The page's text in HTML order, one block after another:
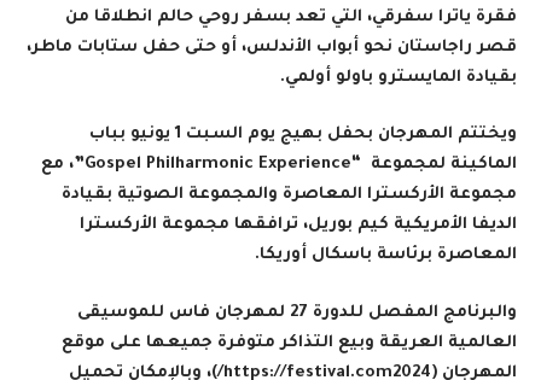
فقرة ياترا سفرقي، التي تعد بسفر روحي حالم انطلاقا من
قصر راجاستان نحو أبواب الأندلس، أو حتى حفل ستابات ماطر،
بقيادة المايسترو باولو أولمي.
ويختتم المهرجان بحفل بهيج يوم السبت 1 يونيو بباب
الماكينة لمجموعة “Gospel Philharmonic Experience”
، مع
مجموعة الأركسترا المعاصرة والمجموعة الصوتية بقيادة
الديفا الأمريكية كيم بوريل، ترافقها مجموعة الأركسترا
المعاصرة برئاسة باسكال أوريكا.
والبرنامج المفصل للدورة 27 لمهرجان فاس للموسيقى
العالمية العريقة وبيع التذاكر متوفرة جميعها على موقع
المهرجان (https://festival.com2024/) ، وبالإمكان تحميل